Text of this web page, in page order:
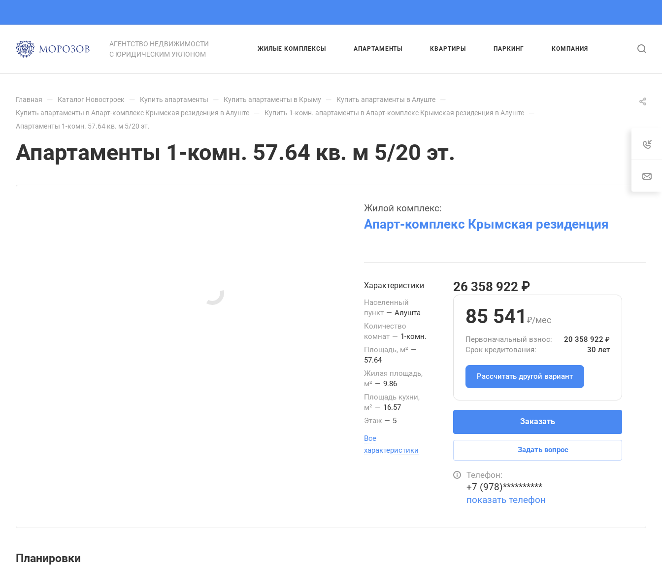
АГЕНТСТВО НЕДВИЖИМОСТИ
С ЮРИДИЧЕСКИМ УКЛОНОМ
ЖИЛЫЕ КОМПЛЕКСЫ АПАРТАМЕНТЫ КВАРТИРЫ ПАРКИНГ КОМПАНИЯ
Главная — Каталог Новостроек — Купить апартаменты — Купить апартаменты в Крыму — Купить апартаменты в Алуште —
Купить апартаменты в Апарт-комплекс Крымская резиденция в Алуште — Купить 1-комн. апартаменты в Апарт-комплекс Крымская резиденция в Алуште —
Апартаменты 1-комн. 57.64 кв. м 5/20 эт.
Апартаменты 1-комн. 57.64 кв. м 5/20 эт.
Жилой комплекс:
Апарт-комплекс Крымская резиденция
Характеристики
Населенный
пункт — Алушта
Количество
комнат — 1-комн.
Площадь, м² —
57.64
Жилая площадь,
м² — 9.86
Площадь кухни,
м² — 16.57
Этаж — 5
Все
характеристики
26 358 922 ₽
85 541 ₽/мес
Первоначальный взнос:
20 358 922 ₽
Срок кредитования:
30 лет
Рассчитать другой вариант
Заказать
Задать вопрос
Телефон:
+7 (978)**********
показать телефон
Планировки